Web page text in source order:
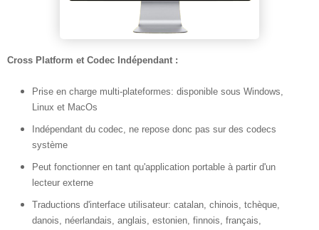
Cross Platform et Codec Indépendant :
Prise en charge multi-plateformes: disponible sous Windows,
Linux et MacOs
Indépendant du codec, ne repose donc pas sur des codecs
système
Peut fonctionner en tant qu'application portable à partir d'un
lecteur externe
Traductions d'interface utilisateur: catalan, chinois, tchèque,
danois, néerlandais, anglais, estonien, finnois, français,